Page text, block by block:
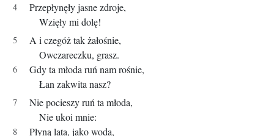
Przepłynęły jasne zdroje,
Wzięły mi dolę!
A i czegóż tak żałośnie,
Owczareczku, grasz.
Gdy ta młoda ruń nam rośnie,
Łan zakwita nasz?
Nie pocieszy ruń ta młoda,
Nie ukoi mnie:
Płyną lata, jako woda,